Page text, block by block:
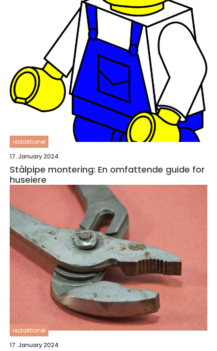
redaktionel
17. January 2024
Stålpipe montering: En omfattende guide for
huseiere
redaktionel
17. January 2024